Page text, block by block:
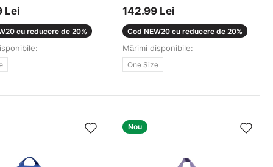
Lei
cu reducere de 20%
142.99 Lei
Cod NEW20 cu reducere de 20%
Mărimi disponibile:
One Size
Nou